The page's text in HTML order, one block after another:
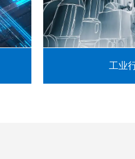
工业